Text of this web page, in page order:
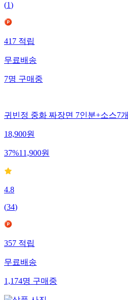
(1)
417 적립
무료배송
7명 구매중
귀빈정 중화 짜장면 7인분+소스7개
18,900원
37%11,900원
4.8
(34)
357 적립
무료배송
1,174명 구매중